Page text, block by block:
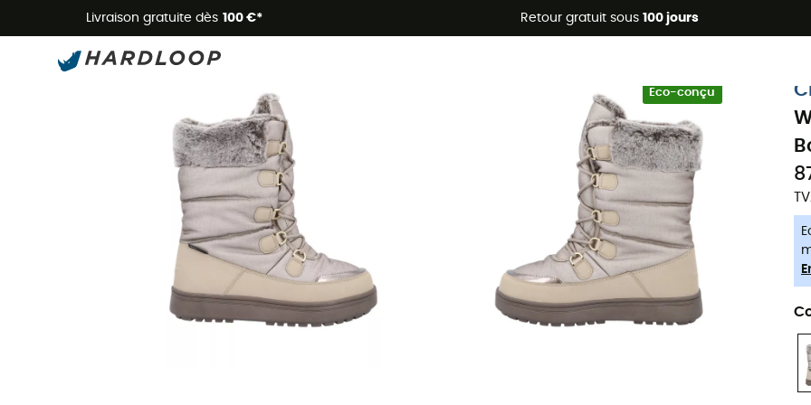
Livraison gratuite dès 100 €* Retour gratuit sous 100 jours
Promos d'été 🔥 -5 % EXTRA dès 2 produits* code Summer5
Eco-conçu